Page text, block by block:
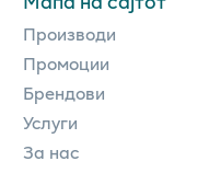
Производи
Промоции
Брендови
Услуги
За нас